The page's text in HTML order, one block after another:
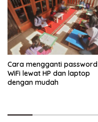
Cara mengganti password
WiFi lewat HP dan laptop
dengan mudah